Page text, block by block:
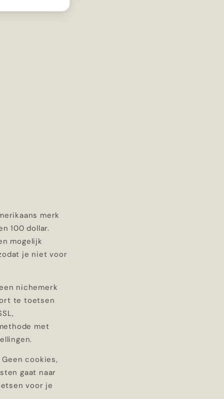
merk
100 dollar.
mogelijk
je niet voor
nichemerk
te toetsen
met
cookies,
gaat naar
voor je